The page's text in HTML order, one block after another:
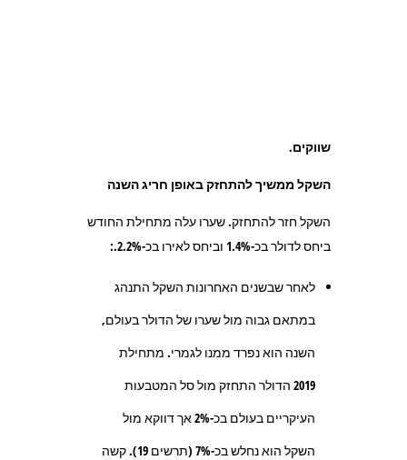
שווקים.
השקל ממשיך להתחזק באופן חריג השנה
השקל חזר להתחזק. שערו עלה מתחילת החודש
ביחס לדולר בכ-1.4% וביחס לאירו בכ-2.2%.:
לאחר שבשנים האחרונות השקל התנהג
במתאם גבוה מול שערו של הדולר בעולם,
השנה הוא נפרד ממנו לגמרי. מתחילת
2019 הדולר התחזק מול סל המטבעות
העיקריים בעולם בכ-2% אך דווקא מול
השקל הוא נחלש בכ-7% (תרשים 19). קשה